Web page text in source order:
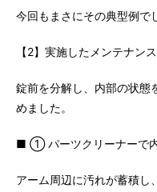
今回もまさにその典型例で
【2】実施したメンテナン
錠前を分解し、内部の状態
めました。
■ ① パーツクリーナーで
アーム周辺に汚れが蓄積し